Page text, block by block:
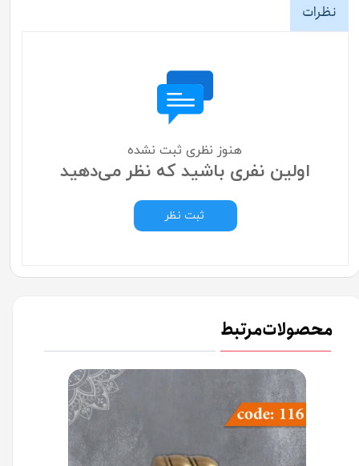
نظرات
هنوز نظری ثبت نشده
اولین نفری باشید که نظر می‌دهید
ثبت نظر
محصولات مرتبط